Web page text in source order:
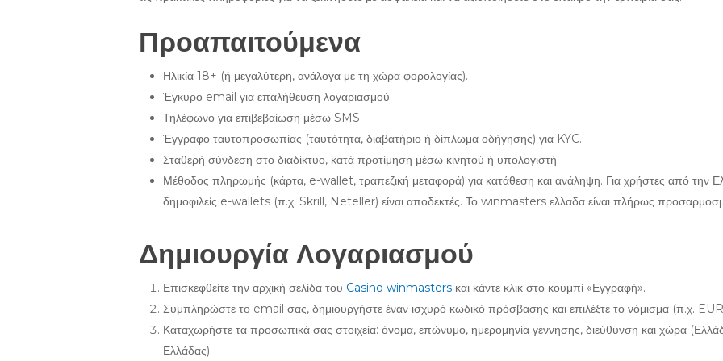
Προαπαιτούμενα
Ηλικία 18+ (ή μεγαλύτερη, ανάλογα με τη χώρα φορολογίας).
Έγκυρο email για επαλήθευση λογαριασμού.
Τηλέφωνο για επιβεβαίωση μέσω SMS.
Έγγραφο ταυτοπροσωπίας (ταυτότητα, διαβατήριο ή δίπλωμα οδήγησης) για KYC.
Σταθερή σύνδεση στο διαδίκτυο, κατά προτίμηση μέσω κινητού ή υπολογιστή.
Μέθοδος πληρωμής (κάρτα, e-wallet, τραπεζική μεταφορά) για κατάθεση και ανάληψη. Για χρήστες από την
δημοφιλείς e-wallets (π.χ. Skrill, Neteller) είναι αποδεκτές. Το winmasters ελλαδα είναι πλήρως
Δημιουργία Λογαριασμού
Επισκεφθείτε την αρχική σελίδα του Casino winmasters και κάντε κλικ στο κουμπί «Εγγραφή».
Συμπληρώστε το email σας, δημιουργήστε έναν ισχυρό κωδικό πρόσβασης και επιλέξτε το νόμισμα (π.χ.
Καταχωρήστε τα προσωπικά σας στοιχεία: όνομα, επώνυμο, ημερομηνία γέννησης, διεύθυνση και χώρα
Ελλάδας).